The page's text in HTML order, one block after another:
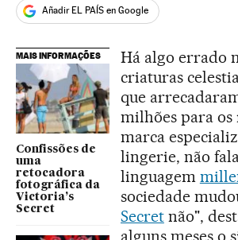
Añadir EL PAÍS en Google
MAIS INFORMAÇÕES
Confissões de
uma
retocadora
fotográfica da
Victoria’s
Secret
Há algo errado
criaturas
que
milhões para os
marca
lingerie, não
linguagem
sociedade
Secretnão",
alguns meses o